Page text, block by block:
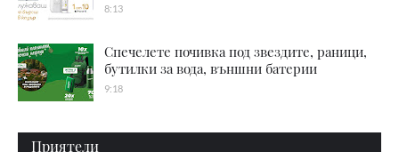
8:13
Спечелете почивка под звездите, раници,
бутилки за вода, външни батерии
9:18
Приятели